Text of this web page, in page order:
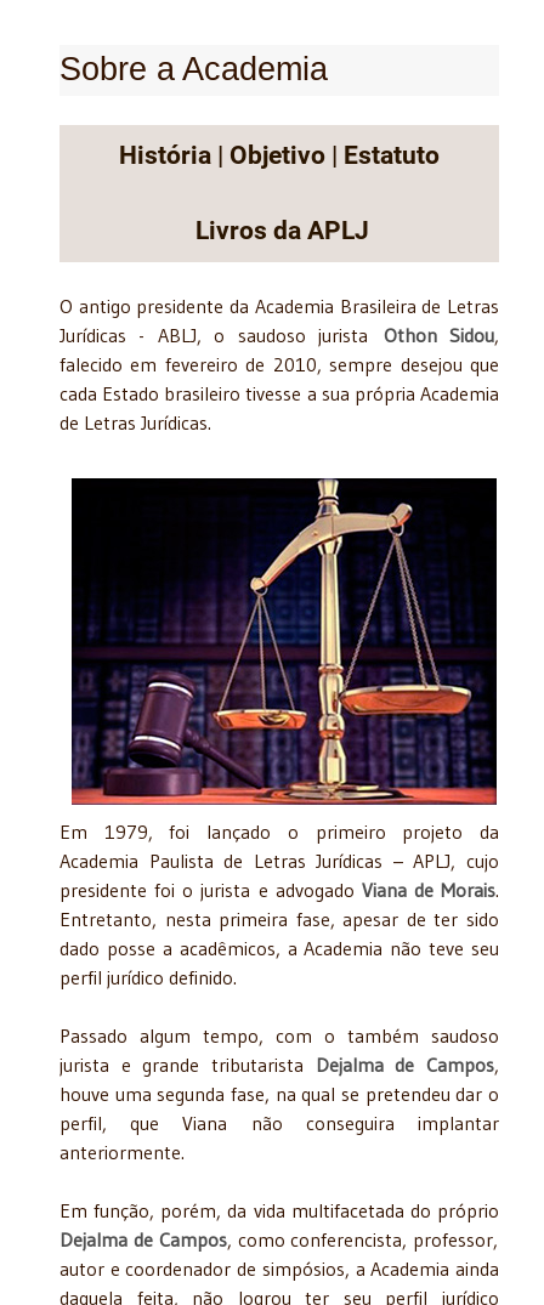
Sobre a Academia
História | Objetivo | Estatuto
Livros da APLJ
O antigo presidente da Academia Brasileira de Letras
Jurídicas - ABLJ, o saudoso jurista Othon Sidou,
falecido em fevereiro de 2010, sempre desejou que
cada Estado brasileiro tivesse a sua própria Academia
de Letras Jurídicas.
Em 1979, foi lançado o primeiro projeto da
Academia Paulista de Letras Jurídicas – APLJ, cujo
presidente foi o jurista e advogado Viana de Morais.
Entretanto, nesta primeira fase, apesar de ter sido
dado posse a acadêmicos, a Academia não teve seu
perfil jurídico definido.
Passado algum tempo, com o também saudoso
jurista e grande tributarista Dejalma de Campos,
houve uma segunda fase, na qual se pretendeu dar o
perfil, que Viana não conseguira implantar
anteriormente.
Em função, porém, da vida multifacetada do próprio
Dejalma de Campos, como conferencista, professor,
autor e coordenador de simpósios, a Academia ainda
daquela feita, não logrou ter seu perfil jurídico